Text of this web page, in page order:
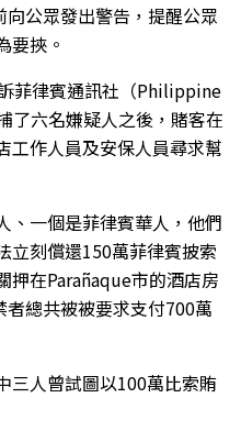
公眾發出警告，提醒公眾
要挾。
菲律賓通訊社（Philippine
了六名嫌疑人之後，賭客在
工作人員及安保人員尋求幫
、一個是菲律賓華人，他們
立刻償還150萬菲律賓披索
押在Parañaque市的酒店房
總共被被要求支付700萬
三人曾試圖以100萬比索賄